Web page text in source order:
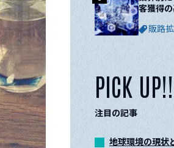
客獲得
販路
PICK UP!!
注目の記事
地球環境の現状